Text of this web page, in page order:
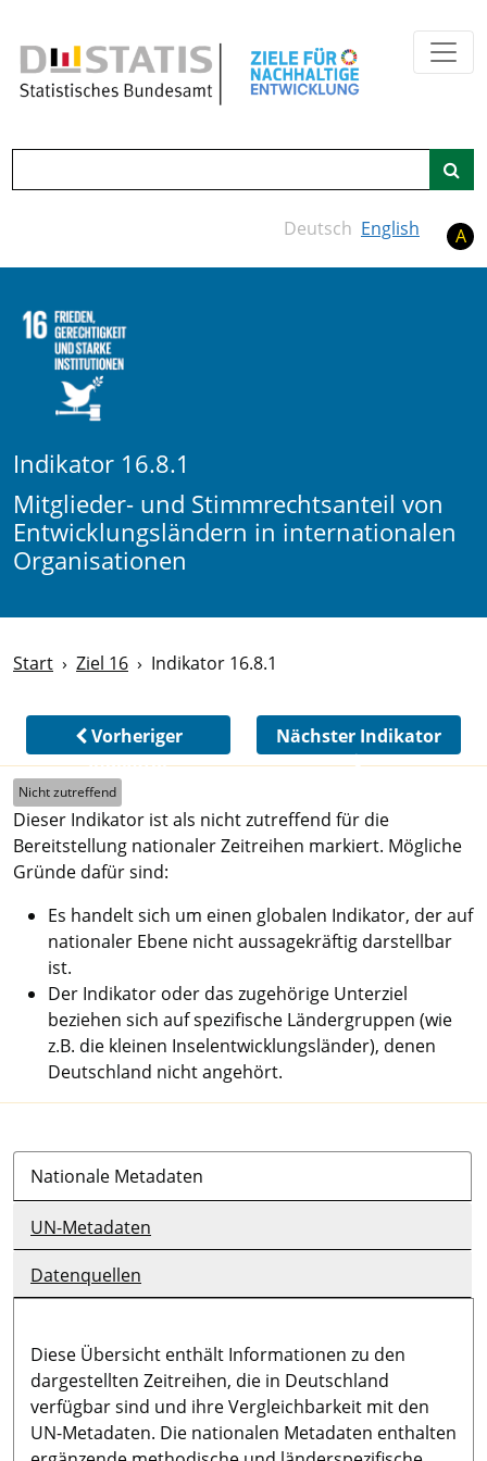
Deutsch English A
Indikator 16.8.1
Mitglieder- und Stimmrechtsanteil von
Entwicklungsländern in internationalen
Organisationen
Start Ziel 16 Indikator 16.8.1
Vorheriger
Indikator
Nächster Indikator
Nicht zutreffend
Dieser Indikator ist als nicht zutreffend für die
Bereitstellung nationaler Zeitreihen markiert. Mögliche
Gründe dafür sind:
Es handelt sich um einen globalen Indikator, der auf
nationaler Ebene nicht aussagekräftig darstellbar
ist.
Der Indikator oder das zugehörige Unterziel
beziehen sich auf spezifische Ländergruppen (wie
z.B. die kleinen Inselentwicklungsländer), denen
Deutschland nicht angehört.
Nationale Metadaten
UN-Metadaten
Datenquellen
Diese Übersicht enthält Informationen zu den
dargestellten Zeitreihen, die in Deutschland
verfügbar sind und ihre Vergleichbarkeit mit den
UN-Metadaten. Die nationalen Metadaten enthalten